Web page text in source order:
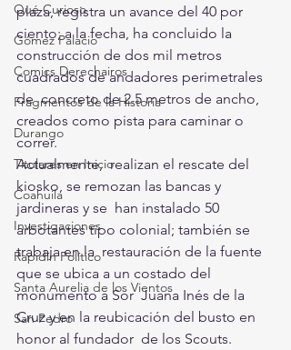
Qué Curioso
Gómez Palacio
Comics Derechairos
Fragmentos de la Historia
Durango
Titulares en Inicio
Coahuila
Investigaciones
Rapidín Político
Santa Aurelia de los Vientos
San Pedro
plaza, registra un avance del 40 por
ciento; a la fecha, ha concluido la
construcción de dos mil metros
cuadrados de andadores perimetrales
de  concreto de 2.5 metros de ancho,
creados como pista para caminar o
correr.
Actualmente,  realizan el rescate del
kiosko, se remozan las bancas y
jardineras y se  han instalado 50
arbotantes tipo colonial; también se
trabaja en la  restauración de la fuente
que se ubica a un costado del
monumento a Sor  Juana Inés de la
Cruz y en la reubicación del busto en
honor al fundador  de los Scouts.